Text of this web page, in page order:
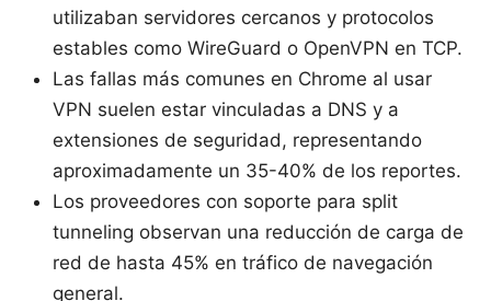
utilizaban servidores cercanos y protocolos
estables como WireGuard o OpenVPN en TCP.
Las fallas más comunes en Chrome al usar
VPN suelen estar vinculadas a DNS y a
extensiones de seguridad, representando
aproximadamente un 35-40% de los reportes.
Los proveedores con soporte para split
tunneling observan una reducción de carga de
red de hasta 45% en tráfico de navegación
general.